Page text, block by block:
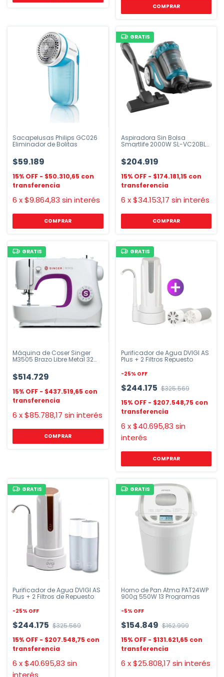
Sacapelusas Philips GC026
Eliminador de Bolitas
$59.189
$50.310,65
6 x$9.864,83 sin interés
GRATIS
Aspiradora Sin Bolsa
Smartlife 2000W SL-VC20BLB
$204.919
$174.181,15
6 x$34.153,17 sin interés
GRATIS
Máquina de Coser Singer
M3505 Brazo Libre Metal 32
$514.729
$437.519,65
6 x$85.788,17 sin interés
GRATIS
Purificador de Agua DVIGI AS
Plus + 2 Filtros Repuesto
-25% OFF
$244.175 $325.569
$207.548,75
6 x$40.695,83 sin
interés
GRATIS
Purificador de Agua DVIGI AS
Plus + 2 Filtros de Repuesto
-25% OFF
$244.175 $325.569
$207.548,75
6 x$40.695,83 sin
interés
GRATIS
Horno de Pan Atma PAT24WP
900g 550W 13 Programas
-5% OFF
$154.849 $162.999
$131.621,65
6 x$25.808,17 sin interés